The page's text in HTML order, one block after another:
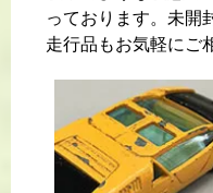
っております。未開
走行品もお気軽にご